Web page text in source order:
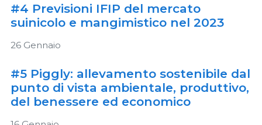
#4 Previsioni IFIP del mercato
suinicolo e mangimistico nel 2023
26 Gennaio
#5 Piggly: allevamento sostenibile dal
punto di vista ambientale, produttivo,
del benessere ed economico